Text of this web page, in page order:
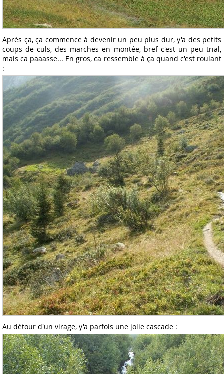
Après ça, ça commence à devenir un peu plus dur, y'a des petits
coups de culs, des marches en montée, bref c'est un peu trial,
mais ca paaasse... En gros, ca ressemble à ça quand c'est roulant
:
Au détour d'un virage, y'a parfois une jolie cascade :